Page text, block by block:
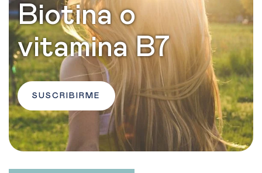
Biotina o
vitamina B7
SUSCRIBIRME